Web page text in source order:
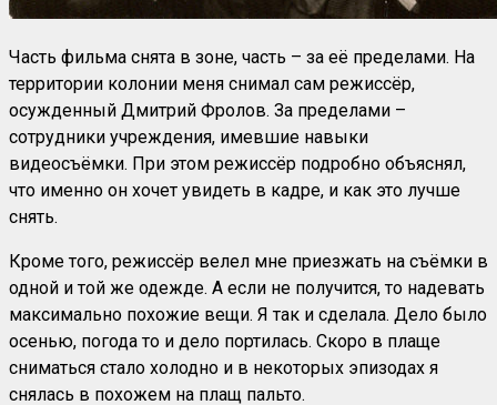
Часть фильма снята в зоне, часть – за её пределами. На
территории колонии меня снимал сам режиссёр,
осужденный Дмитрий Фролов. За пределами –
сотрудники учреждения, имевшие навыки
видеосъёмки. При этом режиссёр подробно объяснял,
что именно он хочет увидеть в кадре, и как это лучше
снять.
Кроме того, режиссёр велел мне приезжать на съёмки в
одной и той же одежде. А если не получится, то надевать
максимально похожие вещи. Я так и сделала. Дело было
осенью, погода то и дело портилась. Скоро в плаще
сниматься стало холодно и в некоторых эпизодах я
снялась в похожем на плащ пальто.